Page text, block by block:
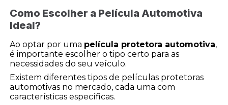
Como Escolher a Película Automotiva
Ideal?
Ao optar por uma película protetora automotiva,
é importante escolher o tipo certo para as
necessidades do seu veículo.
Existem diferentes tipos de películas protetoras
automotivas no mercado, cada uma com
características específicas.